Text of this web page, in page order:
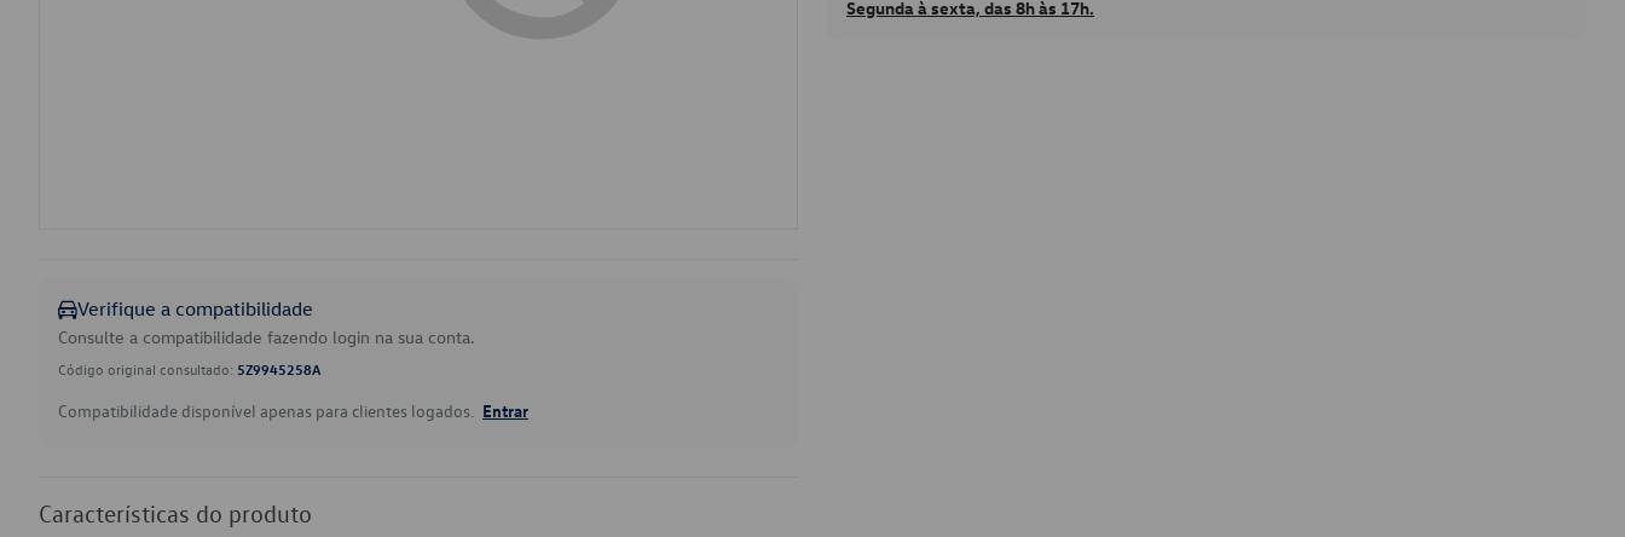
Verifique a compatibilidade
Consulte a compatibilidade fazendo login na sua conta.
Código original consultado: 5Z9945258A
Compatibilidade disponível apenas para clientes logados. Entrar
Características do produto
Segunda à sexta, das 8h às 17h.